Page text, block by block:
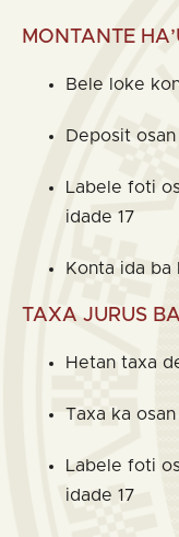
MONTANTE
Bele loke
Deposit
Labele foti
idade 17
Konta ida ba
TAXA JURUS
Hetan taxa
Taxa ka
Labele foti
idade 17